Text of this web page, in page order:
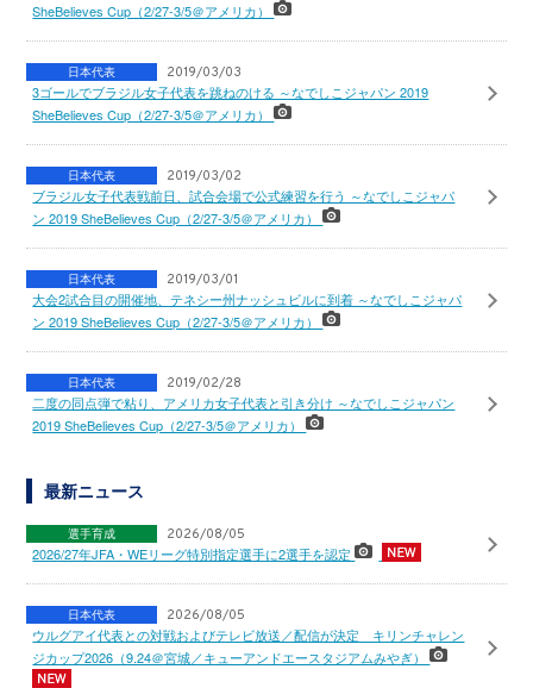
SheBelieves Cup（2/27-3/5＠アメリカ）
日本代表 2019/03/03
3ゴールでブラジル女子代表を跳ねのける ～なでしこジャパン 2019
SheBelieves Cup（2/27-3/5＠アメリカ）
日本代表 2019/03/02
ブラジル女子代表戦前日、試合会場で公式練習を行う ～なでしこジャパ
ン 2019 SheBelieves Cup（2/27-3/5＠アメリカ）
日本代表 2019/03/01
大会2試合目の開催地、テネシー州ナッシュビルに到着 ～なでしこジャパ
ン 2019 SheBelieves Cup（2/27-3/5＠アメリカ）
日本代表 2019/02/28
二度の同点弾で粘り、アメリカ女子代表と引き分け ～なでしこジャパン
2019 SheBelieves Cup（2/27-3/5＠アメリカ）
最新ニュース
選手育成 2026/08/05
2026/27年JFA・WEリーグ特別指定選手に2選手を認定
日本代表 2026/08/05
ウルグアイ代表との対戦およびテレビ放送／配信が決定 キリンチャレン
ジカップ2026（9.24＠宮城／キューアンドエースタジアムみやぎ）